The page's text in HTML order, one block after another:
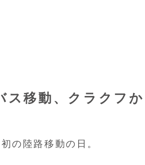
ス移動、クラクフ
の陸路移動の日。